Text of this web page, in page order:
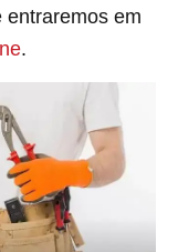
entraremos em
.